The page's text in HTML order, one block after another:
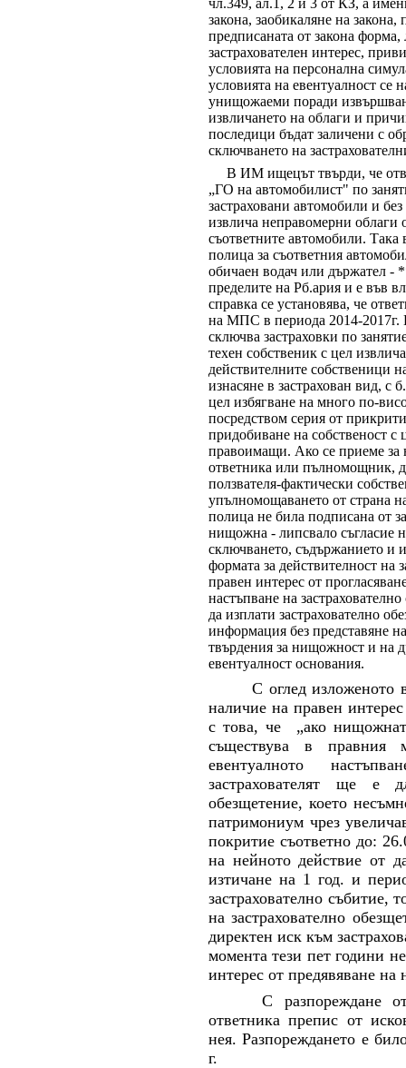
закона, заобикаляне на
предписаната от закона
застрахователен интерес,
условията на персонална
условията на евентуалност се
унищожаеми поради
извличането на облаги и
последици бъдат заличени с
сключването на
В ИМ ищецът твърди, че
„ГО на автомобилист" по
застраховани автомобили и
извлича неправомерни облаги
съответните автомобили.
полица за съответния
обичаен водач или държател
пределите на Рб.ария и е във
справка се установява, че
на МПС в периода 2014-2017г.
сключва застраховки по
техен собственик с цел
действителните собственици
изнасяне в застрахован вид, с
цел избягване на много по-
посредством серия от
придобиване на собственост с
правоимащи. Ако се приеме за
ответника или пълномощник,
ползвателя-фактически
упълномощаването от страна
полица не била подписана от
нищожна - липсвало съгласие
сключването, съдържанието и
формата за действителност на
правен интерес от
настъпване на
да изплати застрахователно
информация без представяне
твърдения за нищожност и на
евентуалност основания.
С оглед изложеното
наличие на правен
с това, че „ако
съществува в
евентуалното
застрахователят ще е
обезщетение, което
патримониум чрез
покритие съответно до: 26
на нейното действие от
изтичане на 1 год. и
застрахователно събитие,
на застрахователно
директен иск към
момента тези пет години
интерес от предявяване на
С разпореждане
ответника препис от
нея. Разпореждането е
г.